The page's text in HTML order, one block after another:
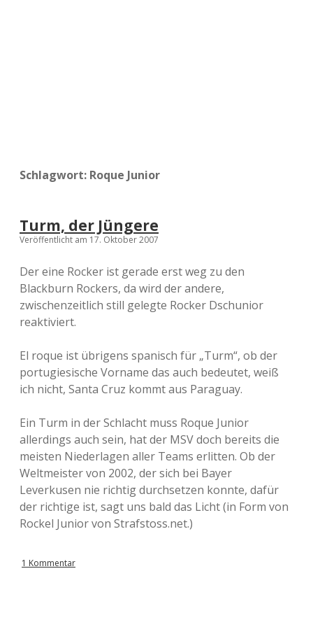
Schlagwort: Roque Junior
Turm, der Jüngere
Veröffentlicht am 17. Oktober 2007
Der eine Rocker ist gerade erst weg zu den
Blackburn Rockers, da wird der andere,
zwischenzeitlich still gelegte Rocker Dschunior
reaktiviert.
El roque ist übrigens spanisch für „Turm“, ob der
portugiesische Vorname das auch bedeutet, weiß
ich nicht, Santa Cruz kommt aus Paraguay.
Ein Turm in der Schlacht muss Roque Junior
allerdings auch sein, hat der MSV doch bereits die
meisten Niederlagen aller Teams erlitten. Ob der
Weltmeister von 2002, der sich bei Bayer
Leverkusen nie richtig durchsetzen konnte, dafür
der richtige ist, sagt uns bald das Licht (in Form von
Rockel Junior von Strafstoss.net.)
1 Kommentar